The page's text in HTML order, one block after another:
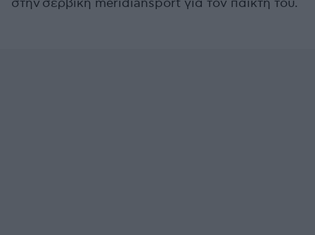
στην σερβική meridiansport για τον παίκτη του.